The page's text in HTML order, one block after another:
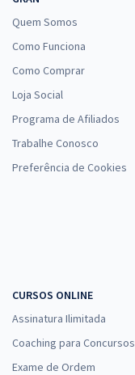
Quem Somos
Como Funciona
Como Comprar
Loja Social
Programa de Afiliados
Trabalhe Conosco
Preferência de Cookies
CURSOS ONLINE
Assinatura Ilimitada
Coaching para Concursos
Exame de Ordem